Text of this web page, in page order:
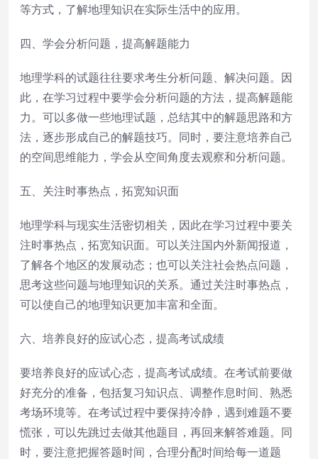
等方式，了解地理知识在实际生活中的应用。
四、学会分析问题，提高解题能力
地理学科的试题往往要求考生分析问题、解决问题。因
此，在学习过程中要学会分析问题的方法，提高解题能
力。可以多做一些地理试题，总结其中的解题思路和方
法，逐步形成自己的解题技巧。同时，要注意培养自己
的空间思维能力，学会从空间角度去观察和分析问题。
五、关注时事热点，拓宽知识面
地理学科与现实生活密切相关，因此在学习过程中要关
注时事热点，拓宽知识面。可以关注国内外新闻报道，
了解各个地区的发展动态；也可以关注社会热点问题，
思考这些问题与地理知识的关系。通过关注时事热点，
可以使自己的地理知识更加丰富和全面。
六、培养良好的应试心态，提高考试成绩
要培养良好的应试心态，提高考试成绩。在考试前要做
好充分的准备，包括复习知识点、调整作息时间、熟悉
考场环境等。在考试过程中要保持冷静，遇到难题不要
慌张，可以先跳过去做其他题目，再回来解答难题。同
时，要注意把握答题时间，合理分配时间给每一道题